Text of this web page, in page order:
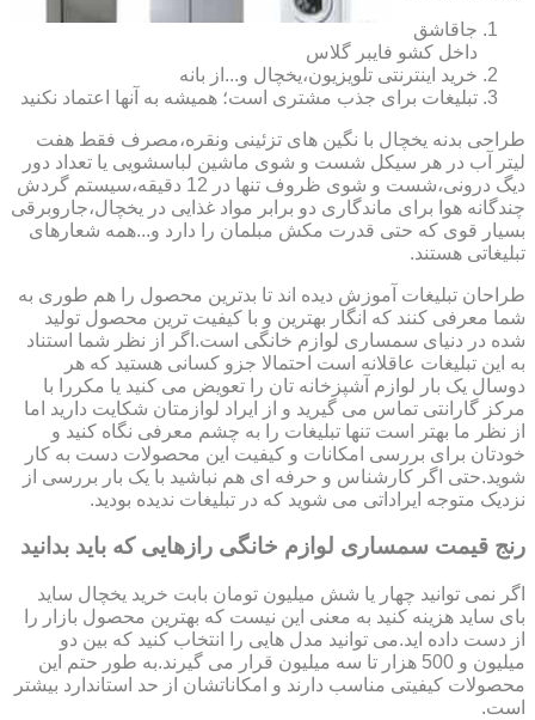
جاقاشق
داخل کشو فایبر گلاس
خرید اینترنتی تلویزیون،یخچال و...از بانه
تبلیغات برای جذب مشتری است؛ همیشه به آنها اعتماد نکنید
طراحی بدنه یخچال با نگین های تزئینی ونقره،مصرف فقط هفت
لیتر آب در هر سیکل شست و شوی ماشین لباسشویی یا تعداد دور
دیگ درونی،شست و شوی ظروف تنها در 12 دقیقه،سیستم گردش
چندگانه هوا برای ماندگاری دو برابر مواد غذایی در یخچال،جاروبرقی
بسیار قوی که حتی قدرت مکش مبلمان را دارد و...همه شعارهای
تبلیغاتی هستند.
طراحان تبلیغات آموزش دیده اند تا بدترین محصول را هم طوری به
شما معرفی کنند که انگار بهترین و با کیفیت ترین محصول تولید
شده در دنیای سمساری لوازم خانگی است.اگر از نظر شما استناد
به این تبلیغات عاقلانه است احتمالا جزو کسانی هستید که هر
دوسال یک بار لوازم آشپزخانه تان را تعویض می کنید یا مکررا با
مرکز گارانتی تماس می گیرید و از ایراد لوازمتان شکایت دارید اما
از نظر ما بهتر است تنها تبلیغات را به چشم معرفی نگاه کنید و
خودتان برای بررسی امکانات و کیفیت این محصولات دست به کار
شوید.حتی اگر کارشناس و حرفه ای هم نباشید با یک بار بررسی از
نزدیک متوجه ایراداتی می شوید که در تبلیغات ندیده بودید.
رنج قیمت سمساری لوازم خانگی رازهایی که باید بدانید
اگر نمی توانید چهار یا شش میلیون تومان بابت خرید یخچال ساید
بای ساید هزینه کنید به معنی این نیست که بهترین محصول بازار را
از دست داده اید.می توانید مدل هایی را انتخاب کنید که بین دو
میلیون و 500 هزار تا سه میلیون قرار می گیرند.به طور حتم این
محصولات کیفیتی مناسب دارند و امکاناتشان از حد استاندارد بیشتر
است.